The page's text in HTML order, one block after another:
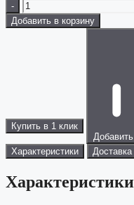
-
Добавить в корзину
Купить в 1 клик
Характеристики
Характеристики